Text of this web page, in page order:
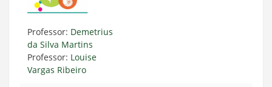
Professor: Demetrius
da Silva Martins
Professor: Louise
Vargas Ribeiro